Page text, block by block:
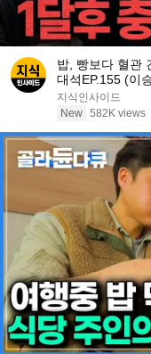
밥, 빵보다 혈관
대석EP.155 (이
지식인사이드
New 582K views